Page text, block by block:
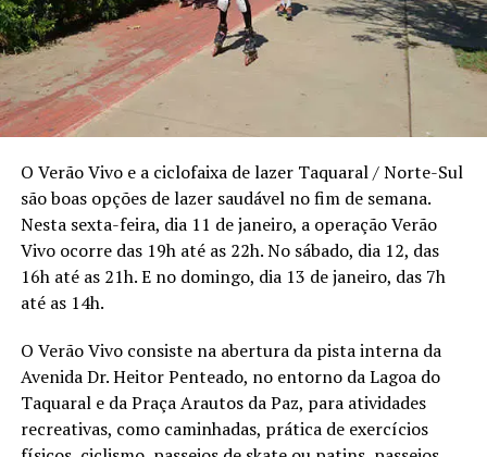
O Verão Vivo e a ciclofaixa de lazer Taquaral / Norte-Sul
são boas opções de lazer saudável no fim de semana.
Nesta sexta-feira, dia 11 de janeiro, a operação Verão
Vivo ocorre das 19h até as 22h. No sábado, dia 12, das
16h até as 21h. E no domingo, dia 13 de janeiro, das 7h
até as 14h.
O Verão Vivo consiste na abertura da pista interna da
Avenida Dr. Heitor Penteado, no entorno da Lagoa do
Taquaral e da Praça Arautos da Paz, para atividades
recreativas, como caminhadas, prática de exercícios